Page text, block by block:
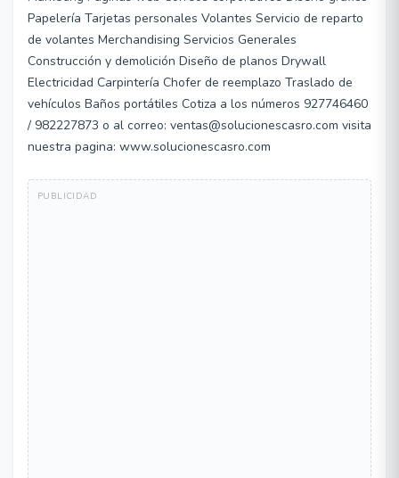
Papelería Tarjetas personales Volantes Servicio de reparto
de volantes Merchandising Servicios Generales
Construcción y demolición Diseño de planos Drywall
Electricidad Carpintería Chofer de reemplazo Traslado de
vehículos Baños portátiles Cotiza a los números 927746460
/ 982227873 o al correo: ventas@solucionescasro.com visita
nuestra pagina: www.solucionescasro.com